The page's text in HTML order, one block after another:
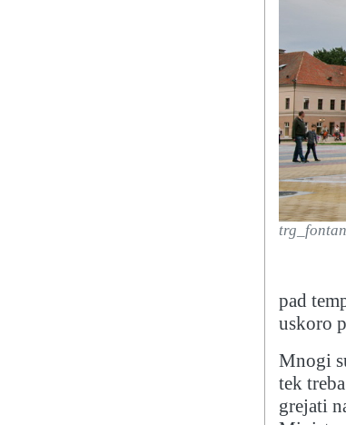
pad
uskoro
Mnogi
tek
grejati